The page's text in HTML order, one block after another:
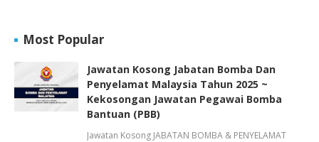
Most Popular
Jawatan Kosong Jabatan Bomba Dan
Penyelamat Malaysia Tahun 2025 ~
Kekosongan Jawatan Pegawai Bomba
Bantuan (PBB)
Jawatan Kosong JABATAN BOMBA & PENYELAMAT